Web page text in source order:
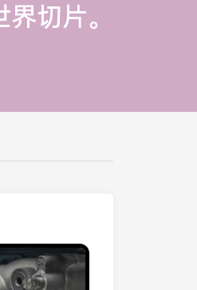
切片。